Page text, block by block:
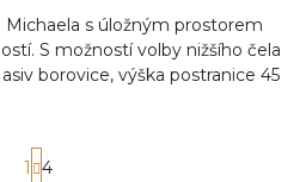
s úložným prostorem
S možností volby nižšího čela
borovice, výška postranice 45
S
t
1
4